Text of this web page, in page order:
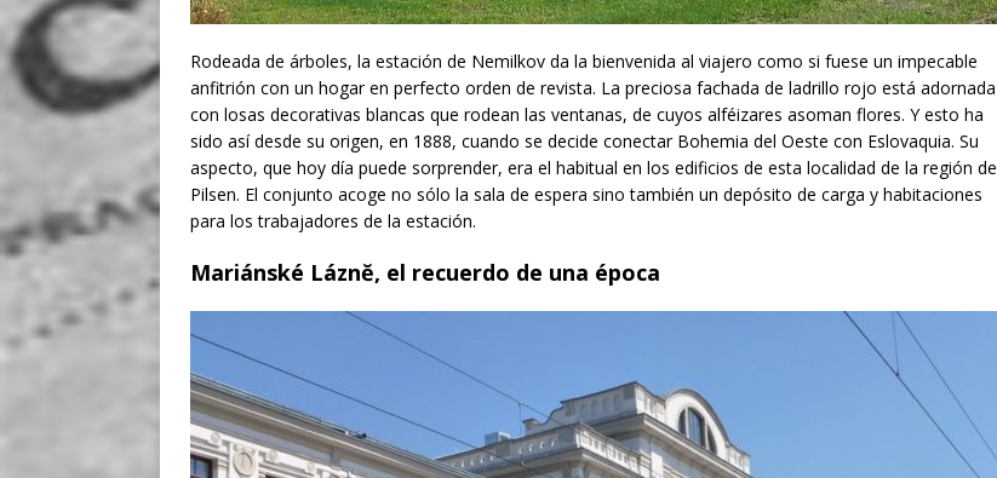
Rodeada de árboles, la estación de Nemilkov da la bienvenida al viajero como si fuese un impecable
anfitrión con un hogar en perfecto orden de revista. La preciosa fachada de ladrillo rojo está adornada
con losas decorativas blancas que rodean las ventanas, de cuyos alféizares asoman flores. Y esto ha
sido así desde su origen, en 1888, cuando se decide conectar Bohemia del Oeste con Eslovaquia. Su
aspecto, que hoy día puede sorprender, era el habitual en los edificios de esta localidad de la región de
Pilsen. El conjunto acoge no sólo la sala de espera sino también un depósito de carga y habitaciones
para los trabajadores de la estación.
Mariánské Láznĕ, el recuerdo de una época